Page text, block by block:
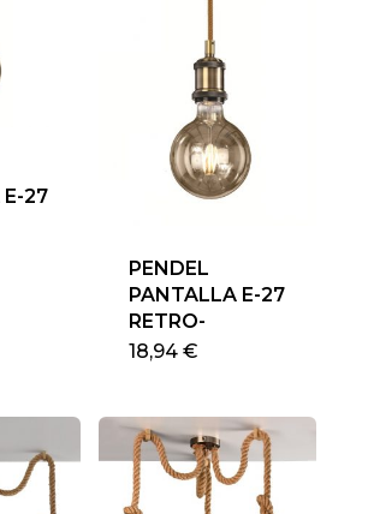
E-27
PENDEL
PANTALLA E-27
RETRO-
18,94 €